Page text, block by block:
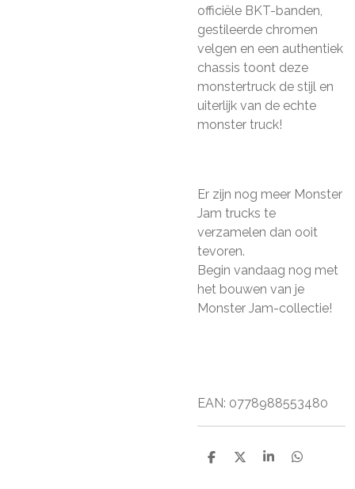
officiële BKT-banden,
gestileerde chromen
velgen en een authentiek
chassis toont deze
monstertruck de stijl en
uiterlijk van de echte
monster truck!
Er zijn nog meer Monster
Jam trucks te
verzamelen dan ooit
tevoren.
Begin vandaag nog met
het bouwen van je
Monster Jam-collectie!
EAN: 0778988553480
D
D
S
D